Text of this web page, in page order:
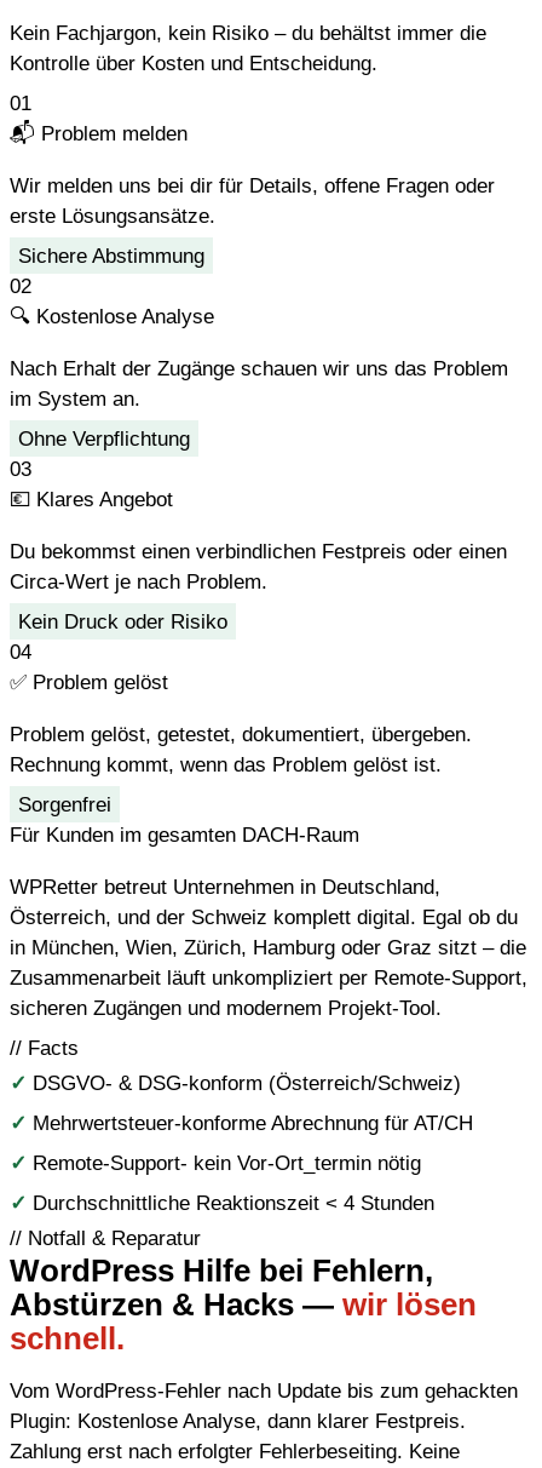
Kein Fachjargon, kein Risiko – du behältst immer die
Kontrolle über Kosten und Entscheidung.
01
📬 Problem melden
Wir melden uns bei dir für Details, offene Fragen oder
erste Lösungsansätze.
Sichere Abstimmung
02
🔍 Kostenlose Analyse
Nach Erhalt der Zugänge schauen wir uns das Problem
im System an.
Ohne Verpflichtung
03
💶 Klares Angebot
Du bekommst einen verbindlichen Festpreis oder einen
Circa-Wert je nach Problem.
Kein Druck oder Risiko
04
✅ Problem gelöst
Problem gelöst, getestet, dokumentiert, übergeben.
Rechnung kommt, wenn das Problem gelöst ist.
Sorgenfrei
Für Kunden im gesamten DACH-Raum
WPRetter betreut Unternehmen in Deutschland,
Österreich, und der Schweiz komplett digital. Egal ob du
in München, Wien, Zürich, Hamburg oder Graz sitzt – die
Zusammenarbeit läuft unkompliziert per Remote-Support,
sicheren Zugängen und modernem Projekt-Tool.
// Facts
✓ DSGVO- & DSG-konform (Österreich/Schweiz)
✓ Mehrwertsteuer-konforme Abrechnung für AT/CH
✓ Remote-Support- kein Vor-Ort_termin nötig
✓ Durchschnittliche Reaktionszeit < 4 Stunden
// Notfall & Reparatur
WordPress Hilfe bei Fehlern,
Abstürzen & Hacks — wir lösen
schnell.
Vom WordPress-Fehler nach Update bis zum gehackten
Plugin: Kostenlose Analyse, dann klarer Festpreis.
Zahlung erst nach erfolgter Fehlerbeseiting. Keine